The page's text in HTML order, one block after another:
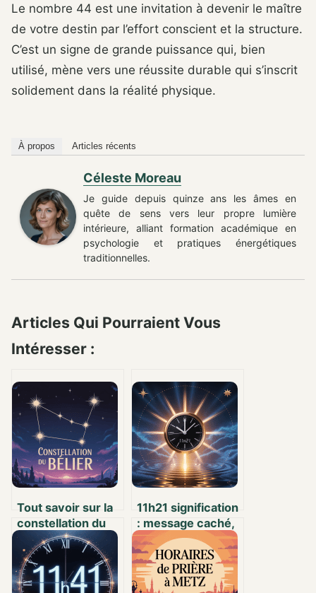
Le nombre 44 est une invitation à devenir le maître
de votre destin par l’effort conscient et la structure.
C’est un signe de grande puissance qui, bien
utilisé, mène vers une réussite durable qui s’inscrit
solidement dans la réalité physique.
À propos Articles récents
Céleste Moreau
Je guide depuis quinze ans les âmes en
quête de sens vers leur propre lumière
intérieure, alliant formation académique en
psychologie et pratiques énergétiques
traditionnelles.
Articles Qui Pourraient Vous
Intéresser :
Tout savoir sur la
constellation du
Bélier : sens,
histoire et
curiosités –
embaumeur.com
11h21 signification
: message caché,
synchronicité et
symbolique